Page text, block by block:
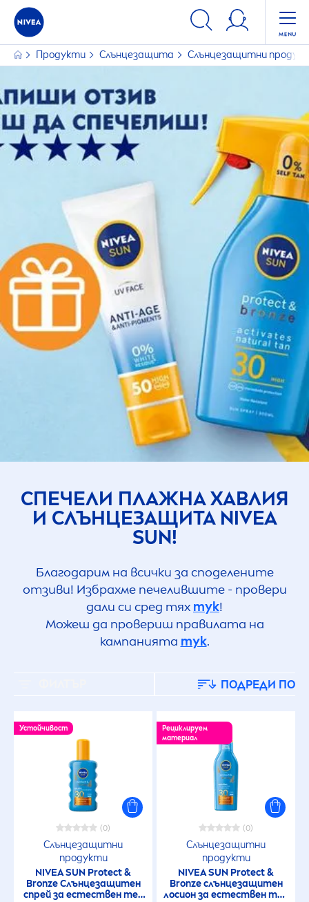
Продукти Слънцезащита Слънцезащитни
СПЕЧЕЛИ ПЛАЖНА ХАВЛИЯ
И СЛЪНЦЕЗАЩИТА NIVEA
SUN!
Благодарим на всички за споделените
отзиви! Избрахме печелившите - провери
дали си сред тях тук!
Можеш да провериш правилата на
кампанията тук.
ПОДРЕДИ ПО
ФИЛТРИ
Устойчивост
(0)
Слънцезащитни
продукти
NIVEASUN Protect&
BronzeСлънцезащитен
спрей за естествен тен
Рециклируем
материал
(0)
Слънцезащитни
продукти
NIVEASUN Protect&
Bronzeслънцезащитен
лосион за естествен тен